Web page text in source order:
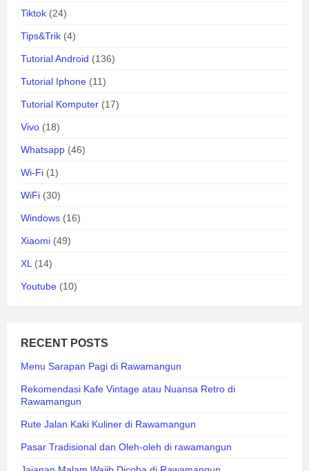
Tiktok (24)
Tips&Trik (4)
Tutorial Android (136)
Tutorial Iphone (11)
Tutorial Komputer (17)
Vivo (18)
Whatsapp (46)
Wi-Fi (1)
WiFi (30)
Windows (16)
Xiaomi (49)
XL(14)
Youtube (10)
RECENT POSTS
Menu Sarapan Pagi di Rawamangun
Rekomendasi Kafe Vintage atau Nuansa Retro di
Rawamangun
Rute Jalan Kaki Kuliner di Rawamangun
Pasar Tradisional dan Oleh-oleh di rawamangun